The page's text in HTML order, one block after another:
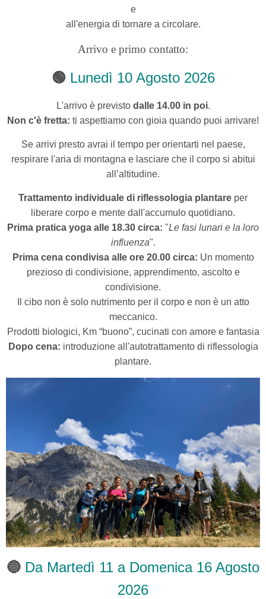
e
all'energia di tornare a circolare.
Arrivo e primo contatto:
🟢 Lunedì 10 Agosto 2026
L'arrivo è previsto dalle 14.00 in poi.
Non c'è fretta: ti aspettiamo con gioia quando puoi arrivare!
Se arrivi presto avrai il tempo per orientarti nel paese,
respirare l'aria di montagna e lasciare che il corpo si abitui
all’altitudine.
Trattamento individuale di riflessologia plantare per
liberare corpo e mente dall'accumulo quotidiano.
Prima pratica yoga alle 18.30 circa: "Le fasi lunari e la loro
influenza".
Prima cena condivisa alle ore 20.00 circa: Un momento
prezioso di condivisione, apprendimento, ascolto e
condivisione.
Il cibo non è solo nutrimento per il corpo e non è un atto
meccanico.
Prodotti biologici, Km “buono”, cucinati con amore e fantasia
Dopo cena: introduzione all'autotrattamento di riflessologia
plantare.
🔵 Da Martedì 11 a Domenica 16 Agosto
2026